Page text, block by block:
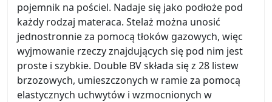
pojemnik na pościel. Nadaje się jako podłoże pod
każdy rodzaj materaca. Stelaż można unosić
jednostronnie za pomocą tłoków gazowych, więc
wyjmowanie rzeczy znajdujących się pod nim jest
proste i szybkie. Double BV składa się z 28 listew
brzozowych, umieszczonych w ramie za pomocą
elastycznych uchwytów i wzmocnionych w